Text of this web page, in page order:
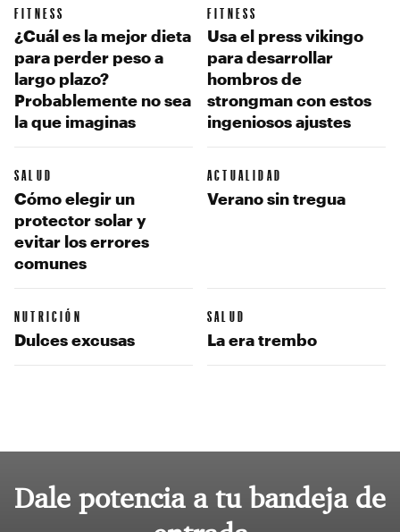
FITNESS
¿Cuál es la mejor dieta
para perder peso a
largo plazo?
Probablemente no sea
la que imaginas
FITNESS
Usa el press vikingo
para desarrollar
hombros de
strongman con estos
ingeniosos ajustes
SALUD
Cómo elegir un
protector solar y
evitar los errores
comunes
ACTUALIDAD
Verano sin tregua
NUTRICIÓN
Dulces excusas
SALUD
La era trembo
Dale potencia a tu bandeja de